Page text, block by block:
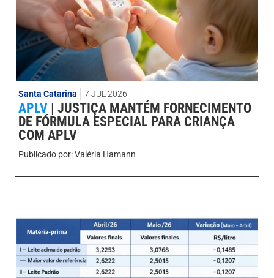
Santa Catarina 7 JUL 2026
APLV | JUSTIÇA MANTÉM FORNECIMENTO
DE FÓRMULA ESPECIAL PARA CRIANÇA
COM APLV
Publicado por:Valéria Hamann